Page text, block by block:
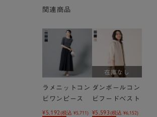
関連商品
ラメニットコン
ビワンピース
¥5,192(税込 ¥5,711)
在庫なし
ダンボールコン
ビフードベスト
¥5,593(税込 ¥6,152)